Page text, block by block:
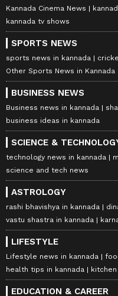
Kannada Cinema News
kannada tv shows
SPORTS NEWS
sports news in kannada
Other Sports News in Kannada
BUSINESS NEWS
Business news in kannada
business ideas in kannada
SCIENCE &
technology news in kannada
science and tech news
ASTROLOGY
rashi bhavishya in kannada
vastu shastra in kannada
LIFESTYLE
Lifestyle news in kannada
health tips in kannada
EDUCATION & CAREER